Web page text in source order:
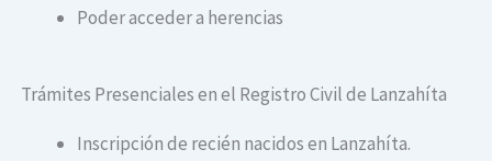
Poder acceder a herencias
Trámites Presenciales en el Registro Civil de Lanzahíta
Inscripción de recién nacidos en Lanzahíta.